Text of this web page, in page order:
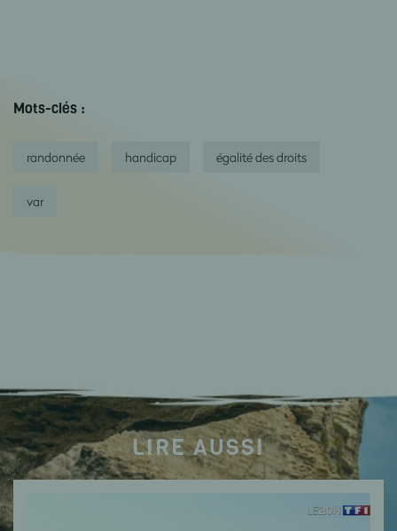
Mots-clés :
randonnée handicap égalité des droits
var
LIRE AUSSI